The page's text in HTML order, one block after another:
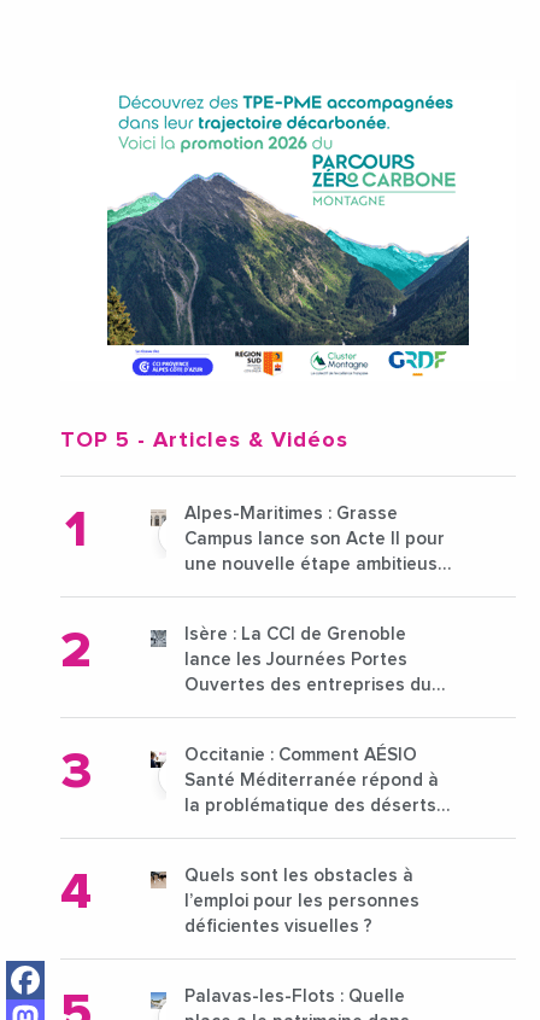
Facebook
TOP 5 - Articles & Vidéos
Alpes-Maritimes : Grasse
Campus lance son Acte II pour
une nouvelle étape ambitieuse
Isère : La CCI de Grenoble
lance les Journées Portes
Ouvertes des entreprises du
Occitanie : Comment AÉSIO
Santé Méditerranée répond à
la problématique des déserts
Quels sont les obstacles à
l’emploi pour les personnes
déficientes visuelles ?
Palavas-les-Flots : Quelle